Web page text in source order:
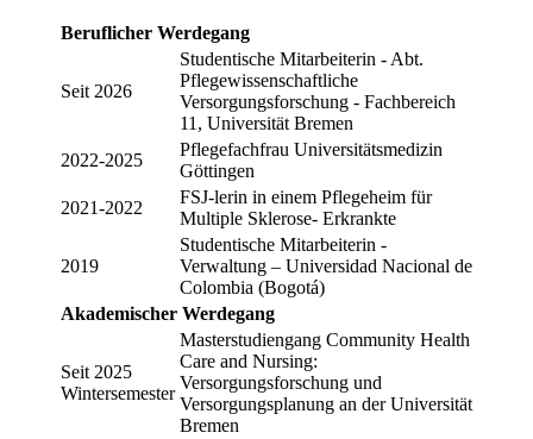
Beruflicher Werdegang
Seit 2026
Studentische Mitarbeiterin - Abt.
Pflegewissenschaftliche
Versorgungsforschung - Fachbereich
11, Universität Bremen
2022-2025
Pflegefachfrau Universitätsmedizin
Göttingen
2021-2022
FSJ-lerin in einem Pflegeheim für
Multiple Sklerose- Erkrankte
2019
Studentische Mitarbeiterin -
Verwaltung – Universidad Nacional de
Colombia (Bogotá)
Akademischer Werdegang
Seit 2025
Wintersemester
Masterstudiengang Community Health
Care and Nursing:
Versorgungsforschung und
Versorgungsplanung an der Universität
Bremen